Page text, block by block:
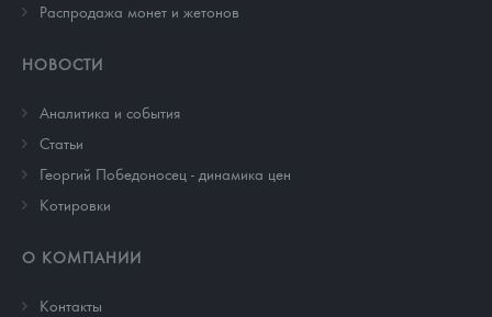
Распродажа монет и жетонов
НОВОСТИ
Аналитика и события
Cтатьи
Георгий Победоносец - динамика цен
Котировки
О КОМПАНИИ
Контакты